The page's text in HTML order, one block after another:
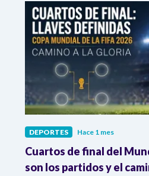
DEPORTES Hace 1 mes
Cuartos de final del
son los partidos y el